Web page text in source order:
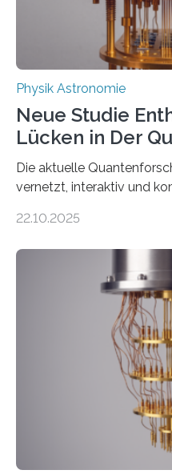
Physik Astronomie
Neue Studie
Lücken in Der
Die aktuelle
vernetzt, interaktiv und
oft von Autor*innen, die
werden schnell
der Forschung der
Jahre alt geworden ist,
Internationalen Jahr der
technologie ausgerufen
internationale
22.10.2025